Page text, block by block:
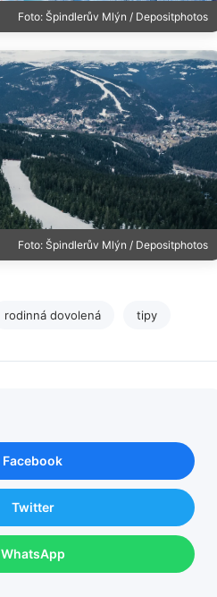
Foto: Špindlerův Mlýn / Depositphotos
Foto: Špindlerův Mlýn / Depositphotos
rodinná dovolená tipy
Facebook
Twitter
WhatsApp